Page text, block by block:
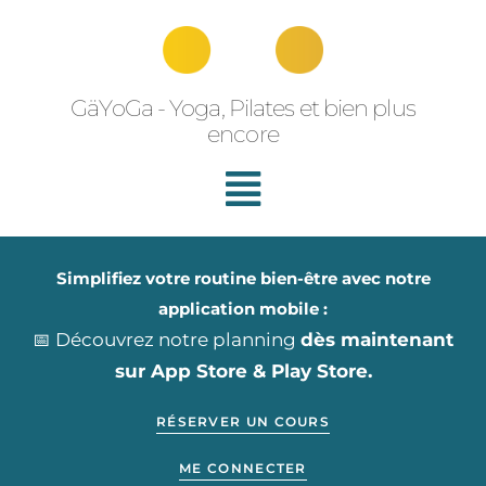
GäYoGa - Yoga, Pilates et bien plus
encore
Simplifiez votre routine bien-être avec notre
application mobile :
📅 Découvrez notre planning dès maintenant
sur App Store & Play Store.
RÉSERVER UN COURS
ME CONNECTER